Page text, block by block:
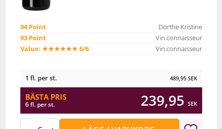
94 Point
Dorthe Kristine
93 Point
Vin.connaisseur
Value: ★★★★★★ 6/6
Vin.connaisseur
1 fl. per st. 489,95 SEK
BÄSTA PRIS
6 fl. per st. 239,95 SEK